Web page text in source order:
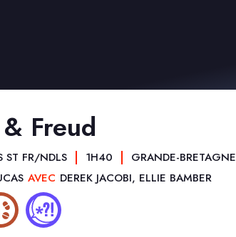
Freud
ST FR/NDLS 1H40 GRANDE-BRETAGNE
AVEC DEREK JACOBI, ELLIE BAMBER